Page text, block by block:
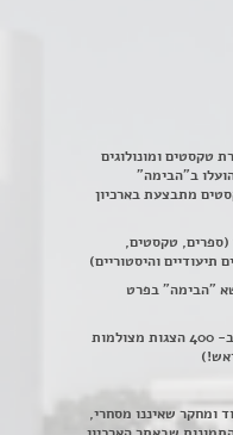
טקסטים ומונולוגים
מחזות, שהועלו ב"הבימה"
מתבצעת בארכיון
(ספרים, טקסטים,
והיסטוריים)
"הבימה" בפרט
חדר הצפייה מרווח ובו ניתן לצפות ב- 400 הצגות מצולמות
ומחקר שאיננו מסחרי,